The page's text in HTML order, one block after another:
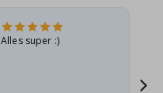
Alles super :)